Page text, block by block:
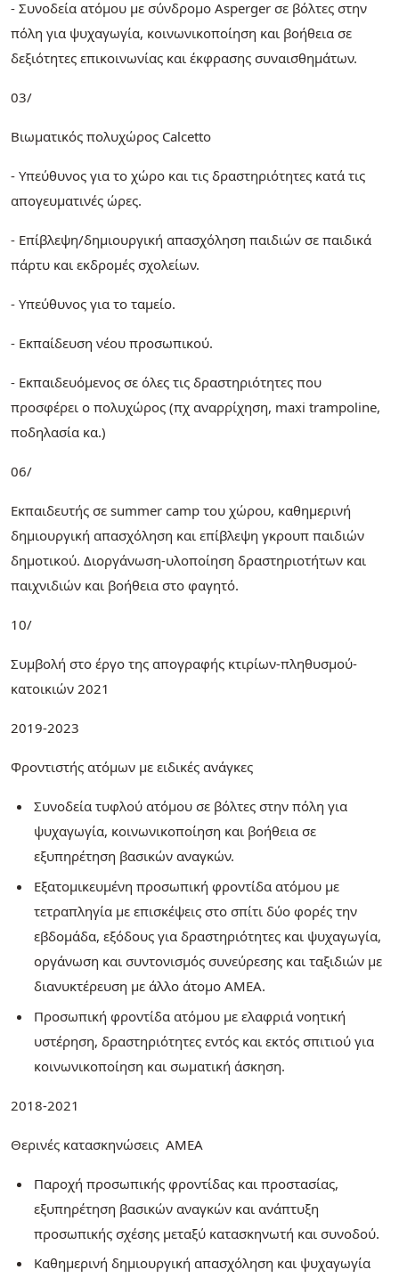
- Συνοδεία ατόμου με σύνδρομο Asperger σε βόλτες στην
πόλη για ψυχαγωγία, κοινωνικοποίηση και βοήθεια σε
δεξιότητες επικοινωνίας και έκφρασης συναισθημάτων.
03/
Βιωματικός πολυχώρος Calcetto
- Υπεύθυνος για το χώρο και τις δραστηριότητες κατά τις
απογευματινές ώρες.
- Επίβλεψη/δημιουργική απασχόληση παιδιών σε παιδικά
πάρτυ και εκδρομές σχολείων.
- Υπεύθυνος για το ταμείο.
- Εκπαίδευση νέου προσωπικού.
- Εκπαιδευόμενος σε όλες τις δραστηριότητες που
προσφέρει ο πολυχώρος (πχ αναρρίχηση, maxi trampoline,
ποδηλασία κα.)
06/
Εκπαιδευτής σε summer camp του χώρου, καθημερινή
δημιουργική απασχόληση και επίβλεψη γκρουπ παιδιών
δημοτικού. Διοργάνωση-υλοποίηση δραστηριοτήτων και
παιχνιδιών και βοήθεια στο φαγητό.
10/
Συμβολή στο έργο της απογραφής κτιρίων-πληθυσμού-
κατοικιών 2021
2019-2023
Φροντιστής ατόμων με ειδικές ανάγκες
Συνοδεία τυφλού ατόμου σε βόλτες στην πόλη για
ψυχαγωγία, κοινωνικοποίηση και βοήθεια σε
εξυπηρέτηση βασικών αναγκών.
Εξατομικευμένη προσωπική φροντίδα ατόμου με
τετραπληγία με επισκέψεις στο σπίτι δύο φορές την
εβδομάδα, εξόδους για δραστηριότητες και ψυχαγωγία,
οργάνωση και συντονισμός συνεύρεσης και ταξιδιών με
διανυκτέρευση με άλλο άτομο ΑΜΕΑ.
Προσωπική φροντίδα ατόμου με ελαφριά νοητική
υστέρηση, δραστηριότητες εντός και εκτός σπιτιού για
κοινωνικοποίηση και σωματική άσκηση.
2018-2021
Θερινές κατασκηνώσεις ΑΜΕΑ
Παροχή προσωπικής φροντίδας και προστασίας,
εξυπηρέτηση βασικών αναγκών και ανάπτυξη
προσωπικής σχέσης μεταξύ κατασκηνωτή και συνοδού.
Καθημερινή δημιουργική απασχόληση και ψυχαγωγία